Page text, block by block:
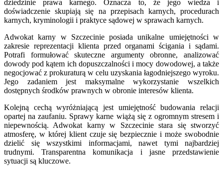
dziedzinie prawa karnego. Oznacza to, że jego wiedza i
doświadczenie skupiają się na przepisach karnych, procedurach
karnych, kryminologii i praktyce sądowej w sprawach karnych.
Adwokat karny w Szczecinie posiada unikalne umiejętności w
zakresie reprezentacji klienta przed organami ścigania i sądami.
Potrafi formułować skuteczne argumenty obronne, analizować
dowody pod kątem ich dopuszczalności i mocy dowodowej, a także
negocjować z prokuraturą w celu uzyskania łagodniejszego wyroku.
Jego zadaniem jest maksymalne wykorzystanie wszelkich
dostępnych środków prawnych w obronie interesów klienta.
Kolejną cechą wyróżniającą jest umiejętność budowania relacji
opartej na zaufaniu. Sprawy karne wiążą się z ogromnym stresem i
niepewnością. Adwokat karny w Szczecinie stara się stworzyć
atmosferę, w której klient czuje się bezpiecznie i może swobodnie
dzielić się wszystkimi informacjami, nawet tymi najbardziej
trudnymi. Transparentna komunikacja i jasne przedstawienie
sytuacji są kluczowe.